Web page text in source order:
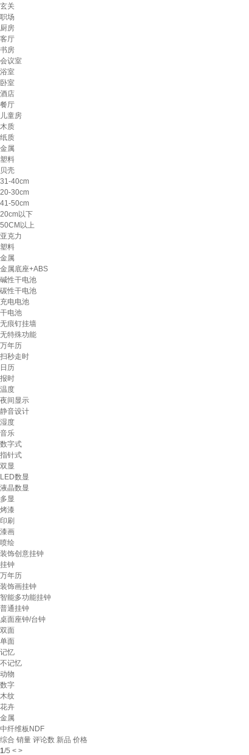
玄关
职场
厨房
客厅
书房
会议室
浴室
卧室
酒店
餐厅
儿童房
木质
纸质
金属
塑料
贝壳
31-40cm
20-30cm
41-50cm
20cm以下
50CM以上
亚克力
塑料
金属
金属底座+ABS
碱性干电池
碳性干电池
充电电池
干电池
无痕钉挂墙
无特殊功能
万年历
扫秒走时
日历
报时
温度
夜间显示
静音设计
湿度
音乐
数字式
指针式
双显
LED数显
液晶数显
多显
烤漆
印刷
漆画
喷绘
装饰创意挂钟
挂钟
万年历
装饰画挂钟
智能多功能挂钟
普通挂钟
桌面座钟/台钟
双面
单面
记忆
不记忆
动物
数字
木纹
花卉
金属
中纤维板NDF
综合 销量 评论数 新品 价格
1/5 < >